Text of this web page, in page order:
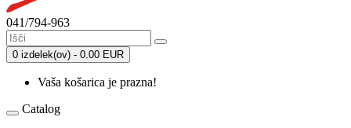
041/794-963
0 izdelek(ov) - 0.00 EUR
Vaša košarica je prazna!
Catalog